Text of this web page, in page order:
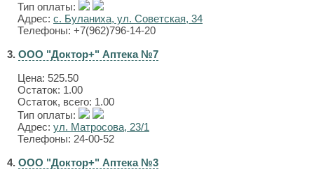
Тип оплаты:
Адрес: с. Буланиха, ул. Советская, 34
Телефоны: +7(962)796-14-20
3. ООО "Доктор+" Аптека №7
Цена: 525.50
Остаток: 1.00
Остаток, всего: 1.00
Тип оплаты:
Адрес: ул. Матросова, 23/1
Телефоны: 24-00-52
4. ООО "Доктор+" Аптека №3